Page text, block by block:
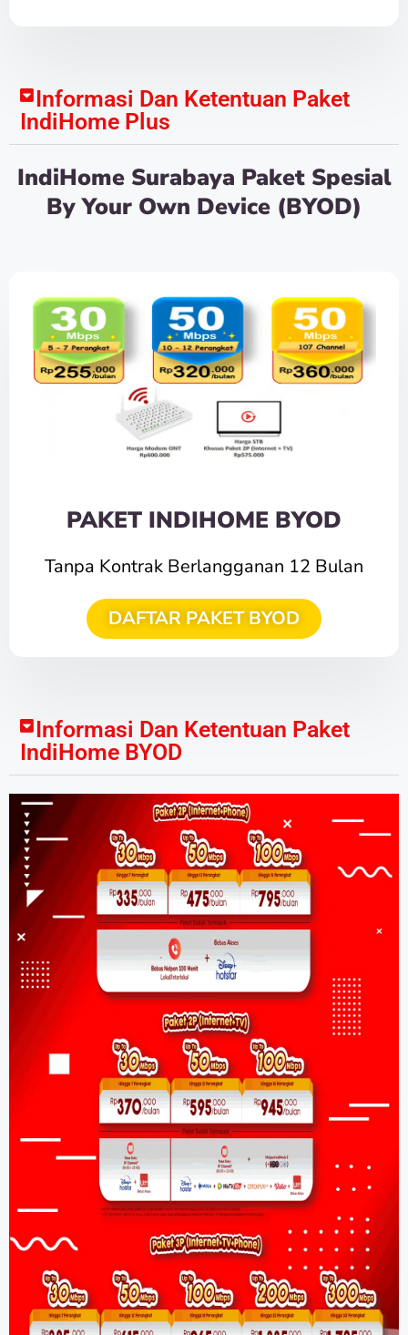
Informasi Dan Ketentuan Paket
IndiHome Plus
IndiHome Surabaya Paket Spesial
By Your Own Device (BYOD)
PAKET INDIHOME BYOD
Tanpa Kontrak Berlangganan 12 Bulan
DAFTAR PAKET BYOD
Informasi Dan Ketentuan Paket
IndiHome BYOD